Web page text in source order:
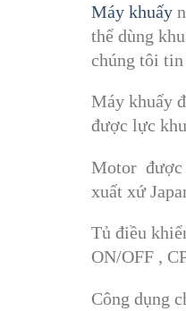
Máy khuấy
thể dùng
chúng tôi tin
Máy khuấy
được lực
Motor được
xuất xứ
Tủ điều
ON/OFF ,
Công dụng